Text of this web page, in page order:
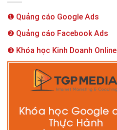
❶ Quảng cáo Google Ads
❷ Quảng cáo Facebook Ads
❸ Khóa học Kinh Doanh Online